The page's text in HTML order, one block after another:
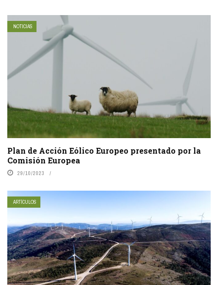
NOTICIAS
Plan de Acción Eólico Europeo presentado por la
Comisión Europea
29/10/2023
ARTÍCULOS